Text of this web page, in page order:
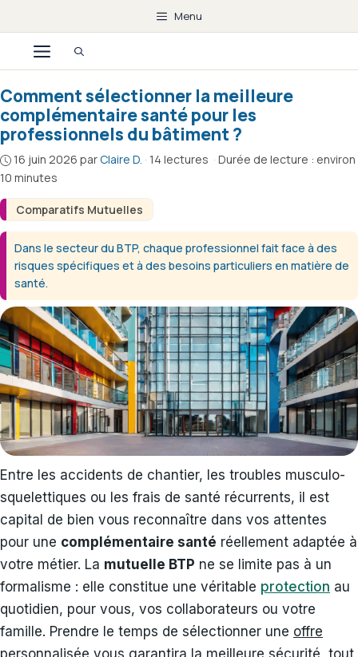
au
contenu
Menu
Menu
Comparatifs Mutuelles
Comment sélectionner la meilleure
complémentaire santé pour les
professionnels du bâtiment ?
16 juin 2026 par Claire D. · 14 lectures · Durée de lecture : environ
10 minutes
Dans le secteur du BTP, chaque professionnel fait face à des
risques spécifiques et à des besoins particuliers en matière de
santé.
Entre les accidents de chantier, les troubles musculo-
squelettiques ou les frais de santé récurrents, il est
capital de bien vous reconnaître dans vos attentes
pour une complémentaire santé réellement adaptée à
votre métier. La mutuelle BTP ne se limite pas à un
formalisme : elle constitue une véritable protection au
quotidien, pour vous, vos collaborateurs ou votre
famille. Prendre le temps de sélectionner une offre
personnalisée vous garantira la meilleure sécurité, tout